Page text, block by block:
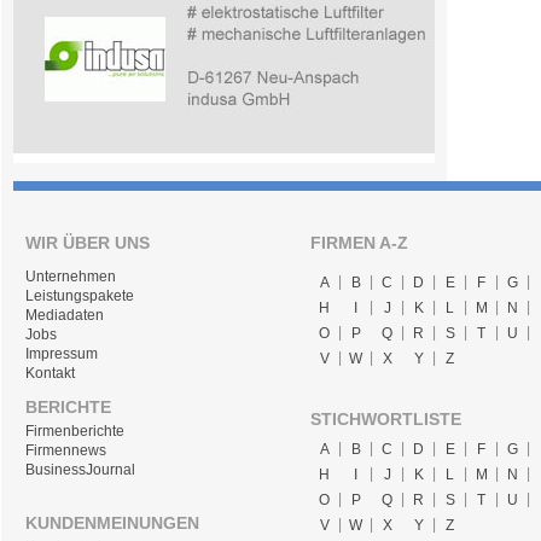
WIR ÜBER UNS
Unternehmen
Leistungspakete
Mediadaten
Jobs
Impressum
Kontakt
BERICHTE
Firmenberichte
Firmennews
BusinessJournal
KUNDENMEINUNGEN
FIRMEN A-Z
A B C D E F
G
H
J K L M
N
O
P Q R S T
U
V
W X Y Z
STICHWORTLISTE
A B C D E F
G
H
J K L M
N
O
P Q R S T
U
V
W X Y Z